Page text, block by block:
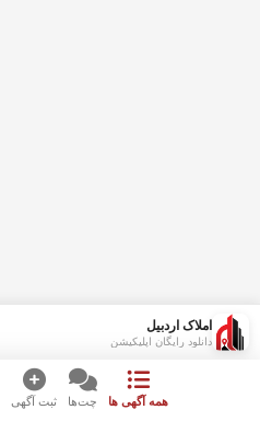
املاک اردبیل
دانلود رایگان اپلیکیشن
همه آگهی ها چت‌ها ثبت آگهی